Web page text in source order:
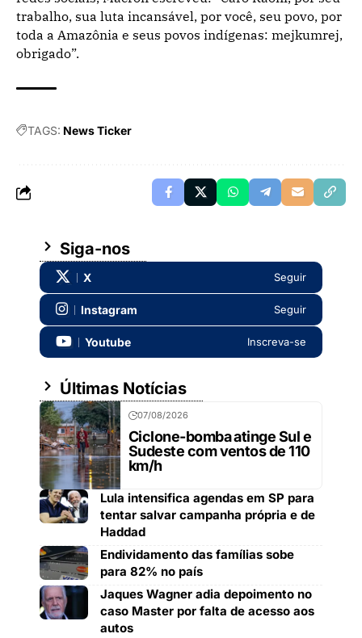
trabalho, sua luta incansável, por você, seu povo, por
toda a Amazônia e seus povos indígenas: mejkumrej,
obrigado”.
TAGS: News Ticker
Siga-nos
X Seguir
Instagram Seguir
Youtube Inscreva-se
Últimas Notícias
07/08/2026
Ciclone-bomba atinge Sul e
Sudeste com ventos de 110
km/h
Lula intensifica agendas em SP para
tentar salvar campanha própria e de
Haddad
Endividamento das famílias sobe
para 82% no país
Jaques Wagner adia depoimento no
caso Master por falta de acesso aos
autos